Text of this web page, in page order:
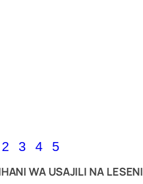
2 3 4 5
WA USAJILI NA LESENI